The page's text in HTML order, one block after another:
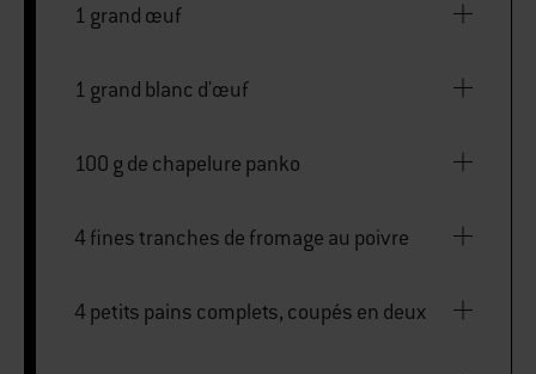
1 grand œuf
1 grand blanc d'œuf
100 g de chapelure panko
4 fines tranches de fromage au poivre
4 petits pains complets, coupés en deux